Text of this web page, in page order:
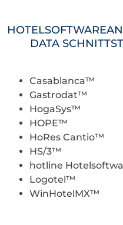
DATA
Casablanca™
Gastrodat™
HogaSys™
HOPE™
HoRes Cantio™
HS/3™
hotline
Logotel™
WinHotelMX™